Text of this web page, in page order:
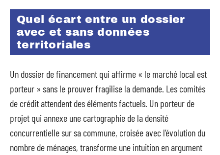
Quel écart entre un dossier
avec et sans données
territoriales
Un dossier de financement qui affirme « le marché local est
porteur » sans le prouver fragilise la demande. Les comités
de crédit attendent des éléments factuels. Un porteur de
projet qui annexe une cartographie de la densité
concurrentielle sur sa commune, croisée avec l’évolution du
nombre de ménages, transforme une intuition en argument